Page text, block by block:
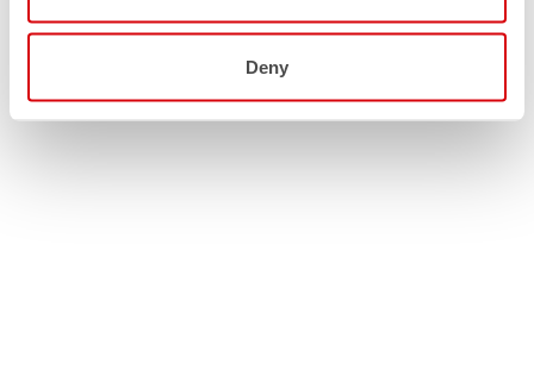
Deny